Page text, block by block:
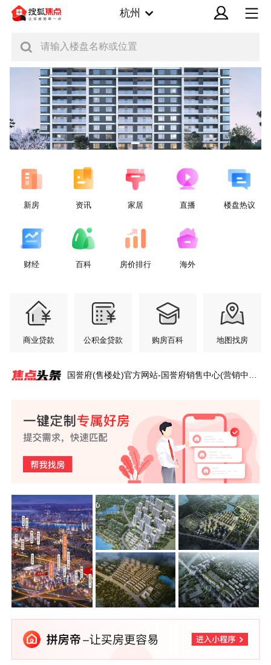
杭州
请输入楼盘名称或位置
新房 资讯 家居 直播 楼盘热议
财经 百科 房价排行 海外
商业贷款 公积金贷款 购房百科 地图找房
国誉府(售楼处)官方网站-国誉府销售中心(营销中